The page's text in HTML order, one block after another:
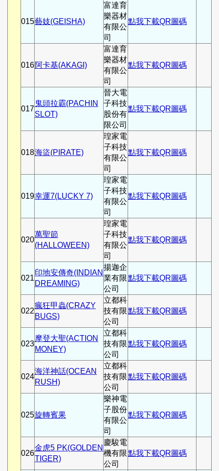
015藝妓(GEISHA)
富達育
樂器材
有限公
司
點我下載QR圖碼
016阿卡基(AKAGI)
富達育
樂器材
有限公
司
點我下載QR圖碼
017
鬼頭拉霸(PACHIN
SLOT)
晉大電
子科技
股份有
限公司
點我下載QR圖碼
018海盜(PIRATE)
瑝家電
子科技
有限公
司
點我下載QR圖碼
019幸運7(LUCKY 7)
瑝家電
子科技
有限公
司
點我下載QR圖碼
020
萬聖節
(HALLOWEEN)
瑝家電
子科技
有限公
司
點我下載QR圖碼
021
印地安傳奇(INDIAN
DREAMING)
揚迦企
業有限
公司
點我下載QR圖碼
022
瘋狂甲蟲(CRAZY
BUGS)
立都科
技有限
公司
點我下載QR圖碼
023
摩登大聖(ACTION
MONEY)
立都科
技有限
公司
點我下載QR圖碼
024
海洋神話(OCEAN
RUSH)
立都科
技有限
公司
點我下載QR圖碼
025旋轉賓果
樂神電
子股份
有限公
司
點我下載QR圖碼
026
金虎5 PK(GOLDEN
TIGER)
慶駿電
機有限
公司
點我下載QR圖碼